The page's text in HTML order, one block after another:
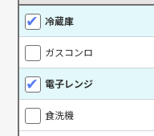
冷蔵庫
ガスコンロ
電子レンジ
食洗機